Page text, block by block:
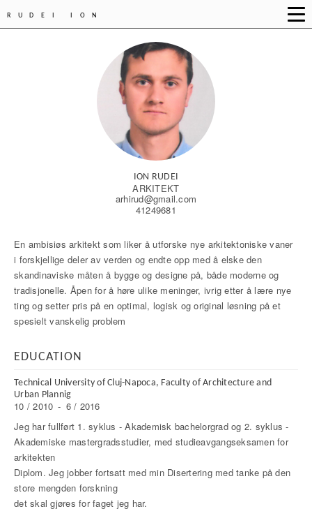
RUDEI ION
ION RUDEI
ARKITEKT
arhirud@gmail.com
41249681
En ambisiøs arkitekt som liker å utforske nye arkitektoniske vaner
i forskjellige deler av verden og endte opp med å elske den
skandinaviske måten å bygge og designe på, både moderne og
tradisjonelle. Åpen for å høre ulike meninger, ivrig etter å lære nye
ting og setter pris på en optimal, logisk og original løsning på et
spesielt vanskelig problem
EDUCATION
Technical University of Cluj-Napoca, Faculty of Architecture and
Urban Plannig
10 / 2010 - 6 / 2016
Jeg har fullført 1. syklus - Akademisk bachelorgrad og 2. syklus -
Akademiske mastergradsstudier, med studieavgangseksamen for
arkitekten
Diplom. Jeg jobber fortsatt med min Disertering med tanke på den
store mengden forskning
det skal gjøres for faget jeg har.